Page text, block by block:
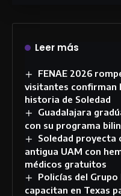
Leer más
FENAE 2026
visitantes confirman
historia de Soledad
Guadalajara
con su programa
Soledad proyecta
antigua UAM con
médicos gratuitos
Policías del
capacitan en Texas